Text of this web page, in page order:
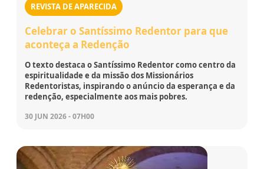
REVISTA DE APARECIDA
Celebrar o Santíssimo Redentor para que
aconteça a Redenção
O texto destaca o Santíssimo Redentor como centro da
espiritualidade e da missão dos Missionários
Redentoristas, inspirando o anúncio da esperança e da
redenção, especialmente aos mais pobres.
30 JUN 2026 - 07H00